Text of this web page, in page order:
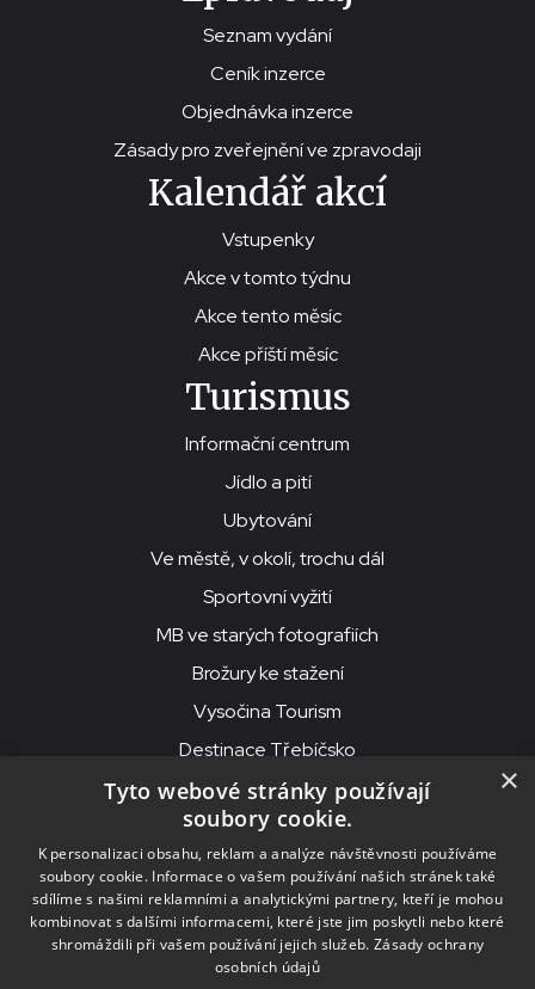
Seznam vydání
Ceník inzerce
Objednávka inzerce
Zásady pro zveřejnění ve zpravodaji
Kalendář akcí
Vstupenky
Akce v tomto týdnu
Akce tento měsíc
Akce příští měsíc
Turismus
Informační centrum
Jídlo a pití
Ubytování
Ve městě, v okolí, trochu dál
Sportovní vyžití
MB ve starých fotografiích
Brožury ke stažení
Vysočina Tourism
Destinace Třebíčsko
© 2026MKS Beseda Mor. Budějovice
MKS Beseda, příspěvková organizace, Purcnerova 62, 676 02
Moravské Budějovice
IČO: 00091758, DIČ: CZ00091758, ID datové schránky: chjn2kd
×
Tyto webové stránky používají
soubory cookie.
K personalizaci obsahu, reklam a analýze návštěvnosti používáme
soubory cookie. Informace o vašem používání našich stránek také
sdílíme s našimi reklamními a analytickými partnery, kteří je mohou
kombinovat s dalšími informacemi, které jste jim poskytli nebo které
shromáždili při vašem používání jejich služeb. Zásady ochrany
osobních údajů